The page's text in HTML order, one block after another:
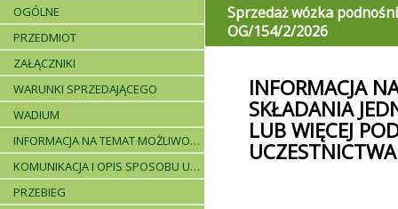
OGÓLNE
PRZEDMIOT
ZAŁĄCZNIKI
WARUNKI SPRZEDAJĄCEGO
WADIUM
INFORMACJA NA TEMAT MOŻLIWOŚCI SKŁADANIA JEDNEJ OFERTY PRZEZ DWA LUB WIĘCEJ PODMIOTÓW ORAZ UCZESTNICTWA PODWYKONAWCÓW
KOMUNIKACJA I OPIS SPOSOBU UDZIELANIA WYJAŚNIEŃ
PRZEBIEG
Sprzedaż wózka
OG/154/2/2026
INFORMACJA
SKŁADANIA
LUB WIĘCEJ